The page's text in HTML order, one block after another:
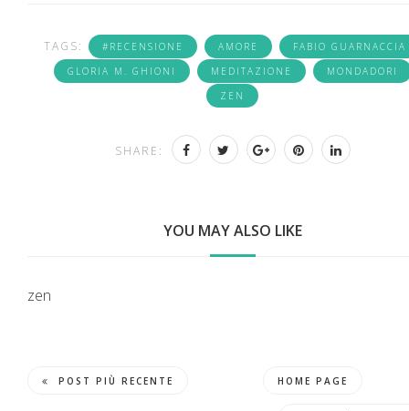
TAGS: #RECENSIONE AMORE
FABIO GUARNACCIA
GLORIA M. GHIONI
MEDITAZIONE
MONDADORI
ZEN
SHARE:
YOU MAY ALSO LIKE
zen
POST PIÙ RECENTE HOME PAGE